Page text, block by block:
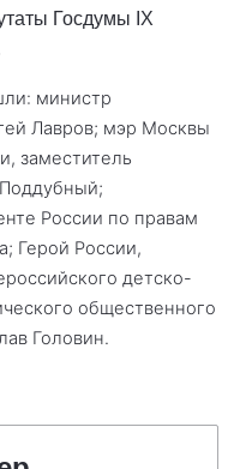
Госдумы IX
министр
Лавров; мэр Москвы
заместитель
России по правам
Герой России,
детско-
общественного
Головин.